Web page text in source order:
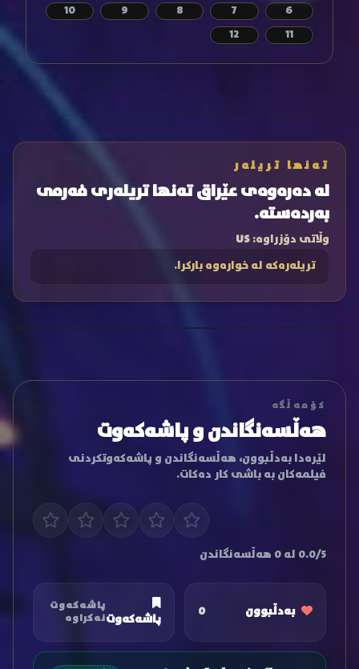
6
7
8
9
10
11
12
تەنها تریلەر
لە دەرەوەی عێراق تەنها تریلەری فەرمی
بەردەستە.
وڵاتی دۆزراوە:US
تریلەرەکە لە خوارەوە بارکرا.
کۆمەڵگە
هەڵسەنگاندن و پاشەکەوت
لێرەدا بەدڵبوون، هەڵسەنگاندن و پاشەکەوتکردنی
فیلمەکان بە باشی کار دەکات.
0.0/5 لە 0 هەڵسەنگاندن
بەدڵبوون 0 پاشەکەوت
پاشەکەوت
نەکراوە